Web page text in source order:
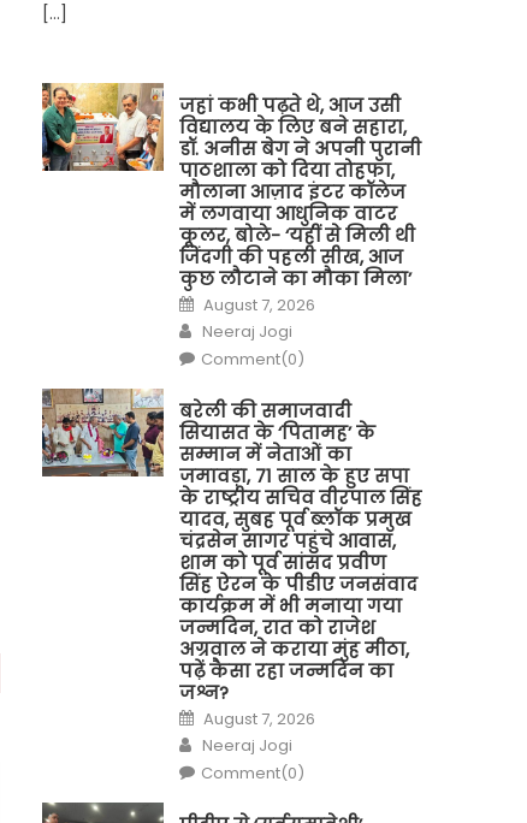
[…]
जहां कभी पढ़ते थे, आज उसी
विद्यालय के लिए बने सहारा,
डॉ. अनीस बेग ने अपनी पुरानी
पाठशाला को दिया तोहफा,
मौलाना आज़ाद इंटर कॉलेज
में लगवाया आधुनिक वाटर
कूलर, बोले- ‘यहीं से मिली थी
जिंदगी की पहली सीख, आज
कुछ लौटाने का मौका मिला’
Posted
on
August 7, 2026
Author
Neeraj Jogi
Comment(0)
बरेली की समाजवादी
सियासत के ‘पितामह’ के
सम्मान में नेताओं का
जमावड़ा, 71 साल के हुए सपा
के राष्ट्रीय सचिव वीरपाल सिंह
यादव, सुबह पूर्व ब्लॉक प्रमुख
चंद्रसेन सागर पहुंचे आवास,
शाम को पूर्व सांसद प्रवीण
सिंह ऐरन के पीडीए जनसंवाद
कार्यक्रम में भी मनाया गया
जन्मदिन, रात को राजेश
अग्रवाल ने कराया मुंह मीठा,
पढ़ें कैसा रहा जन्मदिन का
जश्न?
Posted
on
August 7, 2026
Author
Neeraj Jogi
Comment(0)